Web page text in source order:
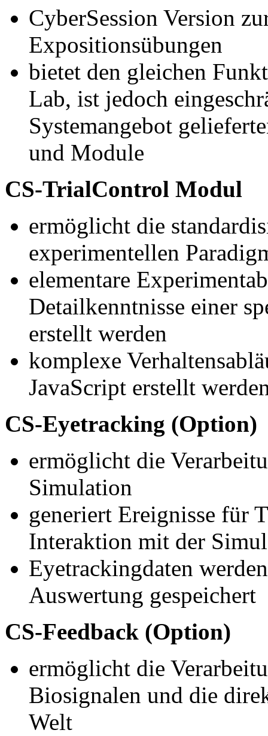
CyberSession Version
Expositionsübungen
bietet den gleichen
Lab, ist jedoch
Systemangebot
und Module
CS-TrialControl Modul
ermöglicht die
experimentellen
elementare
Detailkenntnisse einer
erstellt werden
komplexe
JavaScript erstellt
CS-Eyetracking (Option)
ermöglicht die
Simulation
generiert Ereignisse für
Interaktion mit der
Eyetrackingdaten
Auswertung gespeichert
CS-Feedback (Option)
ermöglicht die
Biosignalen und die
Welt